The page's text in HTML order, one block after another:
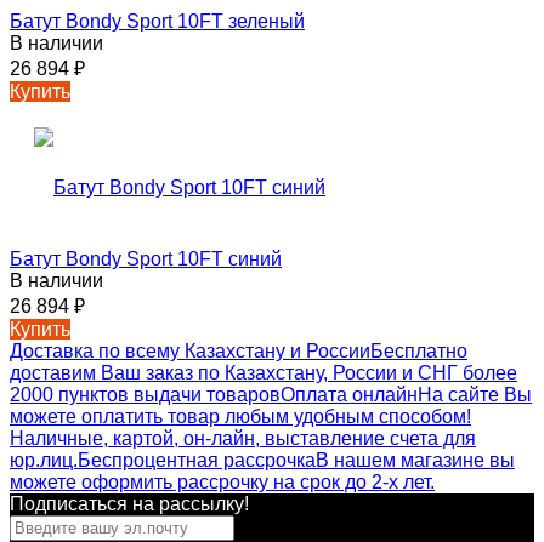
Батут Bondy Sport 10FT зеленый
В наличии
26 894 ₽
Купить
Батут Bondy Sport 10FT синий
В наличии
26 894 ₽
Купить
Доставка по всему Казахстану и РоссииБесплатно
доставим Ваш заказ по Казахстану, России и СНГ более
2000 пунктов выдачи товаровОплата онлайнНа сайте Вы
можете оплатить товар любым удобным способом!
Наличные, картой, он-лайн, выставление счета для
юр.лиц.Беспроцентная рассрочкаВ нашем магазине вы
можете оформить рассрочку на срок до 2-х лет.
Подписаться на рассылкy!